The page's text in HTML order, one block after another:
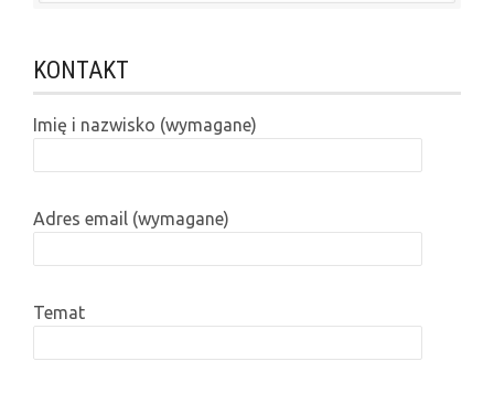
KONTAKT
Imię i nazwisko (wymagane)
Adres email (wymagane)
Temat